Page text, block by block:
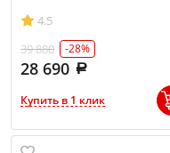
4.5
39 880
-28%
28 690
Купить в 1 клик